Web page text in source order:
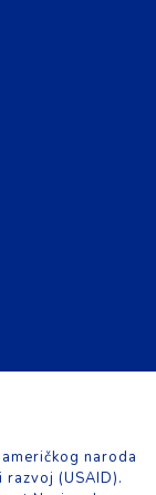
naroda
razvoj (USAID).